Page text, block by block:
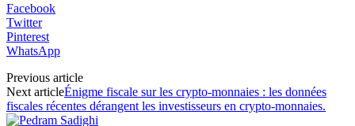
Facebook
Twitter
Pinterest
WhatsApp
Previous article
Next articleÉnigme fiscale sur les crypto-monnaies : les données
fiscales récentes dérangent les investisseurs en crypto-monnaies.